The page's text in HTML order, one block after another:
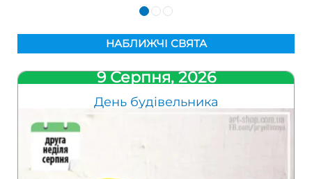
НАБЛИЖЧІ СВЯТА
9 Серпня, 2026
День будівельника